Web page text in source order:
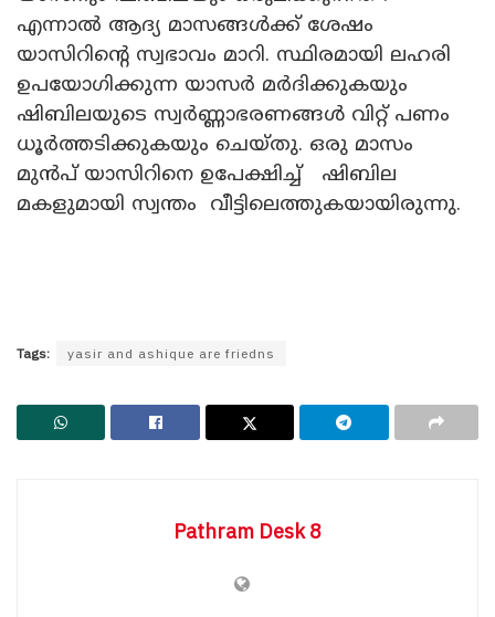
എന്നാല്‍ ആദ്യ മാസങ്ങള്‍ക്ക് ശേഷം
യാസിറിന്റെ സ്വഭാവം മാറി. സ്ഥിരമായി ലഹരി
ഉപയോഗിക്കുന്ന യാസർ മർദിക്കുകയും
ഷിബിലയുടെ സ്വർണ്ണാഭരണങ്ങള്‍ വിറ്റ് പണം
ധൂർത്തടിക്കുകയും ചെയ്തു. ഒരു മാസം
മുന്‍പ് യാസിറിനെ ഉപേക്ഷിച്ച് ഷിബില
മകളുമായി സ്വന്തം വീട്ടിലെത്തുകയായിരുന്നു.
Tags: yasir and ashique are friedns
Pathram Desk 8